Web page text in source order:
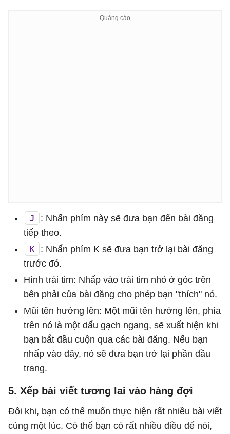
J
: Nhấn phím này sẽ đưa bạn đến bài đăng
tiếp theo.
K : Nhấn phím K sẽ đưa bạn trở lại bài đăng
trước đó.
Hình trái tim: Nhấp vào trái tim nhỏ ở góc trên
bên phải của bài đăng cho phép bạn "thích" nó.
Mũi tên hướng lên: Một mũi tên hướng lên, phía
trên nó là một dấu gạch ngang, sẽ xuất hiện khi
bạn bắt đầu cuộn qua các bài đăng. Nếu bạn
nhấp vào đây, nó sẽ đưa bạn trở lại phần đầu
trang.
5. Xếp bài viết tương lai vào hàng đợi
Đôi khi, bạn có thể muốn thực hiện rất nhiều bài viết
cùng một lúc. Có thể bạn có rất nhiều điều để nói,